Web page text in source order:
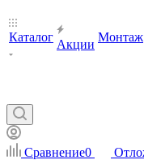
Каталог
Акции
Монтаж
Сравнение0